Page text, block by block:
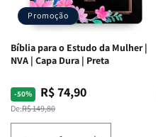
Promoção
Bíblia para o Estudo da Mulher |
NVA | Capa Dura | Preta
-50%
Preço
normal
De:R$ 149,80
Preço
promocional
R$ 74,90